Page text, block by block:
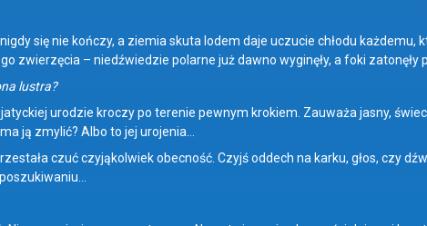
się nie kończy, a ziemia skuta lodem daje uczucie chłodu każdemu,
zwierzęcia – niedźwiedzie polarne już dawno wyginęły, a foki zatonęły
lustra?
urodzie kroczy po terenie pewnym krokiem. Zauważa jasny,
ją zmylić? Albo to jej urojenia…
czuć czyjąkolwiek obecność. Czyjś oddech na karku, głos, czy